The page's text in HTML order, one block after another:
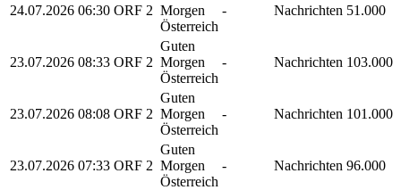
24.07.2026 06:30 ORF 2 Morgen
Österreich
- Nachrichten 51.000
23.07.2026 08:33 ORF 2
Guten
Morgen
Österreich
- Nachrichten 103.000
23.07.2026 08:08 ORF 2
Guten
Morgen
Österreich
- Nachrichten 101.000
23.07.2026 07:33 ORF 2
Guten
Morgen
Österreich
- Nachrichten 96.000